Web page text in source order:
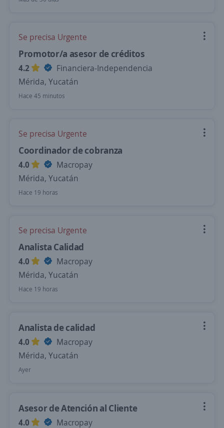
Se precisa Urgente
Promotor/a asesor de créditos
4.2
Financiera-Independencia
Mérida, Yucatán
Hace 45 minutos
Se precisa Urgente
Coordinador de cobranza
4.0
Macropay
Mérida, Yucatán
Hace 19 horas
Se precisa Urgente
Analista Calidad
4.0
Macropay
Mérida, Yucatán
Hace 19 horas
Analista de calidad
4.0
Macropay
Mérida, Yucatán
Ayer
Asesor de Atención al Cliente
4.0 Macropay